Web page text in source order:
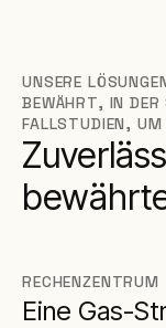
UNSERE
BEWÄHRT, IN DER
FALLSTUDIEN, UM
RECHENZENTRUM
Eine Gas-